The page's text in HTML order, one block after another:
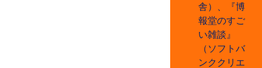
舎）、『博
報堂のすご
い雑談』
（ソフトバ
ンククリエ